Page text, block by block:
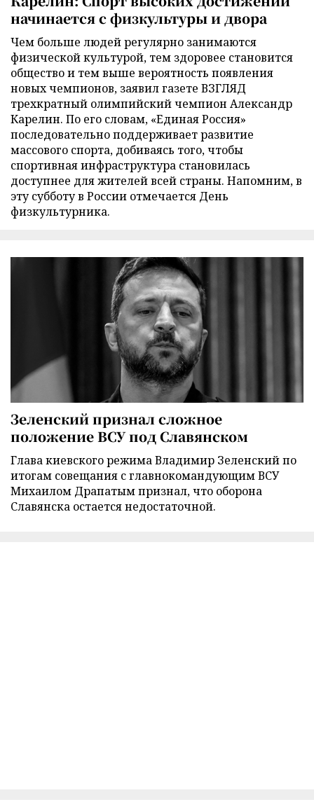
начинается с физкультуры и двора
Чем больше людей регулярно занимаются
физической культурой, тем здоровее становится
общество и тем выше вероятность появления
новых чемпионов, заявил газете ВЗГЛЯД
трехкратный олимпийский чемпион Александр
Карелин. По его словам, «Единая Россия»
последовательно поддерживает развитие
массового спорта, добиваясь того, чтобы
спортивная инфраструктура становилась
доступнее для жителей всей страны. Напомним, в
эту субботу в России отмечается День
физкультурника.
Зеленский признал сложное
положение ВСУ под Славянском
Глава киевского режима Владимир Зеленский по
итогам совещания с главнокомандующим ВСУ
Михаилом Драпатым признал, что оборона
Славянска остается недостаточной.